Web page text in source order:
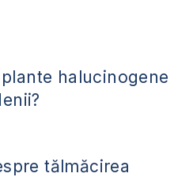
halucinogene
tălmăcirea